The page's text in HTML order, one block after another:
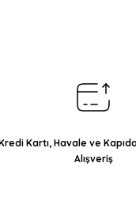
Kartı, Havale ve
Alışveriş